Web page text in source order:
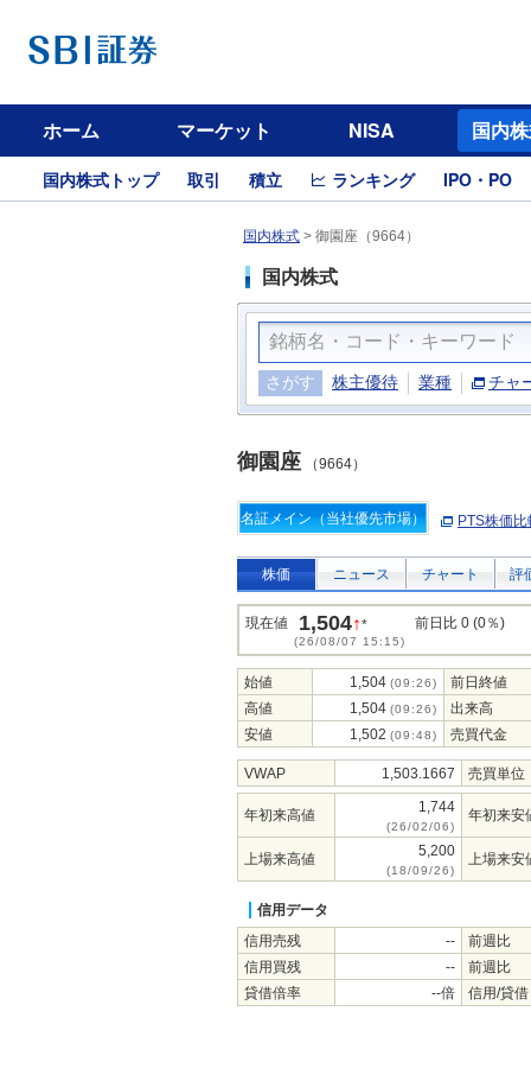
ホーム マーケット NISA 国内
国内株式トップ 取引 積立 ランキング IPO・PO
国内株式 > 御園座（9664）
国内株式
さがす 株主優待 業種 チャ
御園座 （9664）
名証メイン（当社優先市場） PTS株価比
株価 ニュース チャート 評
現在値 1,504↑*
(26/08/07 15:15)
前日比 0 (0％)
始値 1,504 (09:26)
前日終値
高値
1,504 (09:26)
出来高
安値
1,502 (09:48) 売買代金
VWAP 1,503.1667 売買単位
年初来高値 1,744
(26/02/06)
年初来安
上場来高値 5,200
(18/09/26)
上場来安
信用データ
信用売残
--
前週比
信用買残
--
前週比
貸借倍率
--倍 信用/貸借